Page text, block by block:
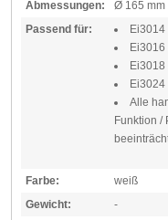
Abmessungen:
Ø 165 mm
Passend für:
Alle
Funktion /
Farbe:
weiß
Gewicht:
-